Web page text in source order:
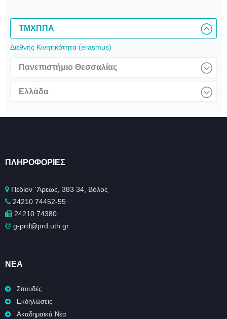
ΤΜΧΠΠΑ
Διεθνής Κινητικότητα (erasmus)
Πανεπιστήμιο Θεσσαλίας
Ελλάδα
ΠΛΗΡΟΦΟΡΊΕΣ
Πεδίον ΄Άρεως, 383 34, Βόλος
24210 74452-55
24210 74380
g-prd@prd.uth.gr
ΝΈΑ
Σπουδές
Εκδηλώσεις
Ακαδημαϊκά Νέα